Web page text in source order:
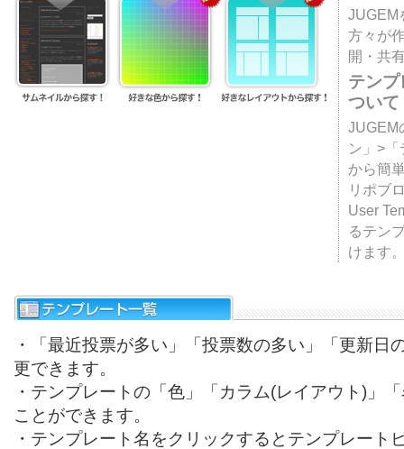
JUGEM
方々が
開・共
テン
ついて
JUGEM
ン」>
から簡
リポブ
User
るテン
けます
・「最近投票が多い」「投票数の多い」「更新日
更できます。
・テンプレートの「色」「カラム(レイアウト)」
ことができます。
・テンプレート名をクリックするとテンプレート